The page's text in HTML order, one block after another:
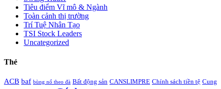
Tiêu điểm Vĩ mô & Ngành
Toàn cảnh thị trường
Trí Tuệ Nhân Tạo
TSI Stock Leaders
Uncategorized
Thẻ
ACB baf bùng nổ theo đà Bất động sản CANSLIMPRE Chính sách tiền tệ Cung